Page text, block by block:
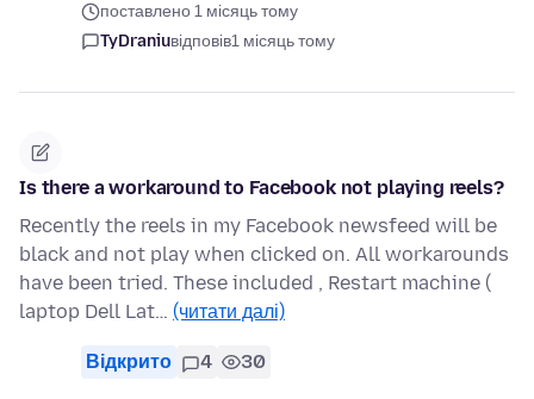
поставлено 1 місяць тому
TyDraniuвідповів1 місяць тому
Is there a workaround to Facebook not playing reels?
Recently the reels in my Facebook newsfeed will be
black and not play when clicked on. All workarounds
have been tried. These included , Restart machine (
laptop Dell Lat… (читати далі)
Відкрито 4 30